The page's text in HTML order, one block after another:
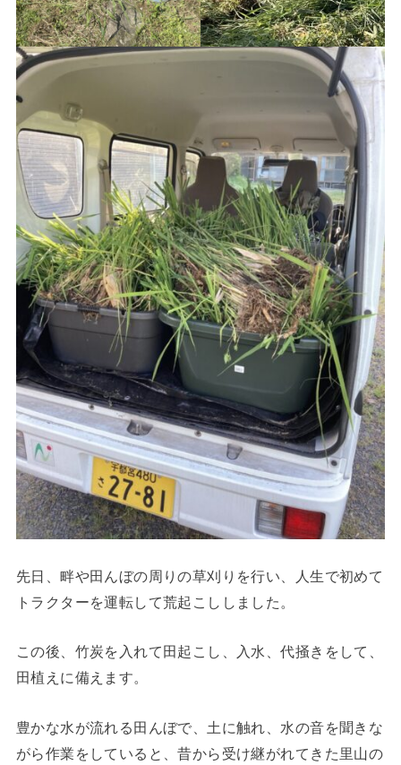
先日、畔や田んぼの周りの草刈りを行い、人生で初めて
トラクターを運転して荒起こししました。
この後、竹炭を入れて田起こし、入水、代掻きをして、
田植えに備えます。
豊かな水が流れる田んぼで、土に触れ、水の音を聞きな
がら作業をしていると、昔から受け継がれてきた里山の